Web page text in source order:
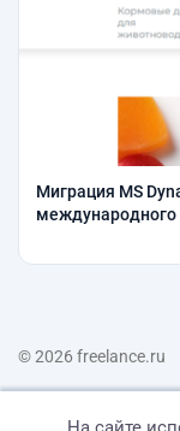
Миграция MS
международного
© 2026 freelance.ru